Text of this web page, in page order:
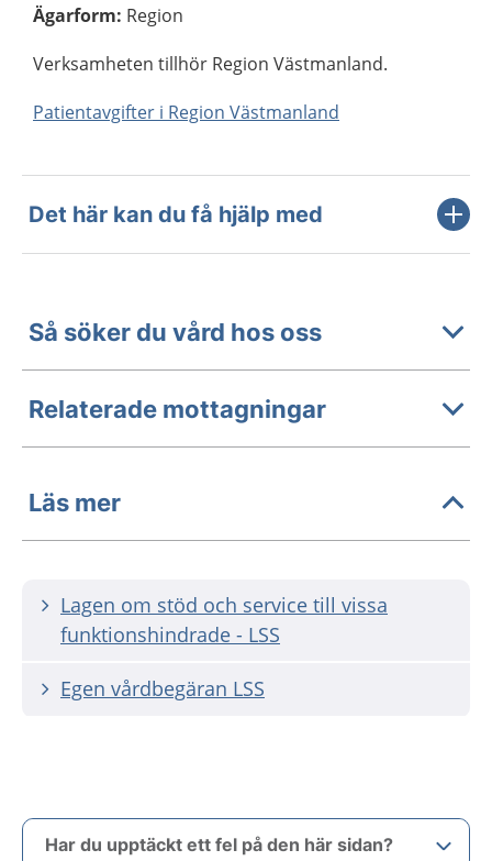
Ägarform: Region
Verksamheten tillhör Region Västmanland.
Patientavgifter i Region Västmanland
Det här kan du få hjälp med
Så söker du vård hos oss
Relaterade mottagningar
Läs mer
Lagen om stöd och service till vissa
funktionshindrade - LSS
Egen vårdbegäran LSS
Har du upptäckt ett fel på den här sidan?